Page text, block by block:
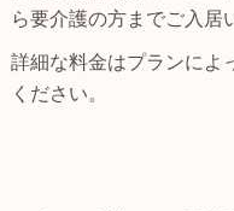
ら要介護の方までご入居
詳細な料金はプランによ
ください。